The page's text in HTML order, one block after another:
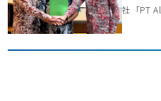
社「PT